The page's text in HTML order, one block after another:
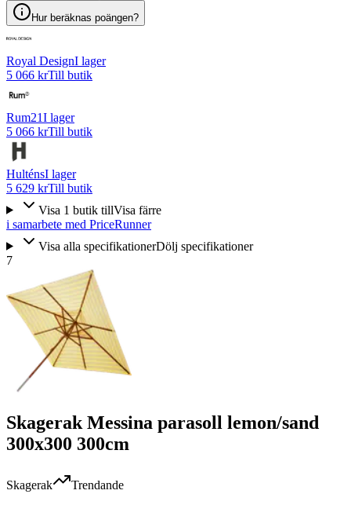
Hur beräknas poängen?
Royal DesignI lager
5 066 krTill butik
Rum21I lager
5 066 krTill butik
HulténsI lager
5 629 krTill butik
Visa 1 butik tillVisa färre
i samarbete med PriceRunner
Visa alla specifikationerDölj specifikationer
7
Skagerak Messina parasoll lemon/sand
300x300 300cm
Skagerak
Trendande